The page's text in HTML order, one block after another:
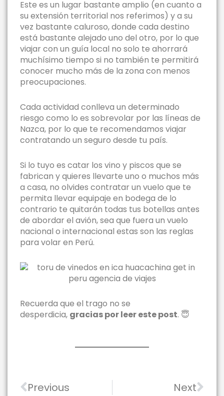
Este es un lugar bastante amplio (en cuanto a
su extensión territorial nos referimos) y a su
vez bastante caluroso, donde cada destino
está bastante alejado uno del otro, por lo que
viajar con un guía local no solo te ahorrará
muchísimo tiempo si no también te permitirá
conocer mucho más de la zona con menos
preocupaciones.
Cada actividad conlleva un determinado
riesgo como lo es sobrevolar por las líneas de
Nazca, por lo que te recomendamos viajar
contratando un seguro desde tu país.
Si lo tuyo es catar los vino y piscos que se
fabrican y quieres llevarte uno o muchos más
a casa, no olvides contratar un vuelo que te
permita llevar equipaje en bodega de lo
contrario te quitarán todas tus botellas antes
de abordar el avión, sea que fuera un vuelo
nacional o internacional estas son las reglas
para volar en Perú.
Recuerda que el trago no se
desperdicia, gracias por leer este post. 😇
Ant
Previous Next